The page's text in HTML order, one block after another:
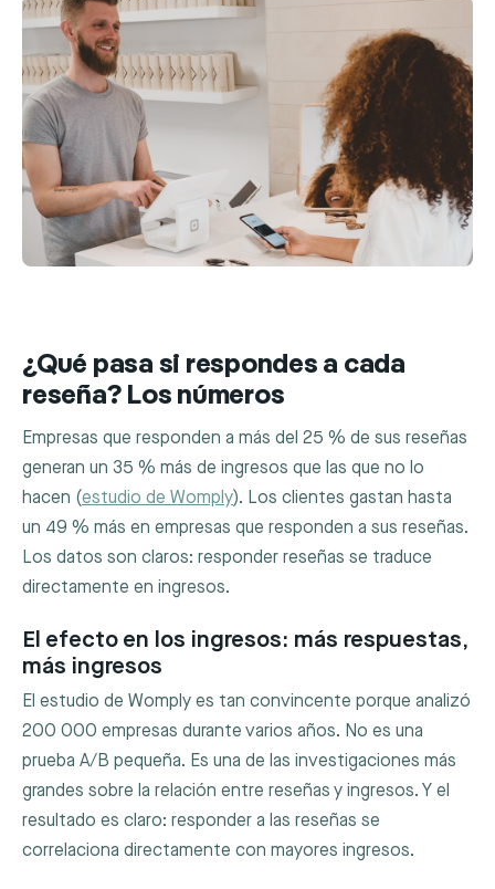
¿Qué pasa si respondes a cada
reseña? Los números
Empresas que responden a más del 25 % de sus reseñas
generan un 35 % más de ingresos que las que no lo
hacen (estudio de Womply). Los clientes gastan hasta
un 49 % más en empresas que responden a sus reseñas.
Los datos son claros: responder reseñas se traduce
directamente en ingresos.
El efecto en los ingresos: más respuestas,
más ingresos
El estudio de Womply es tan convincente porque analizó
200 000 empresas durante varios años. No es una
prueba A/B pequeña. Es una de las investigaciones más
grandes sobre la relación entre reseñas y ingresos. Y el
resultado es claro: responder a las reseñas se
correlaciona directamente con mayores ingresos.